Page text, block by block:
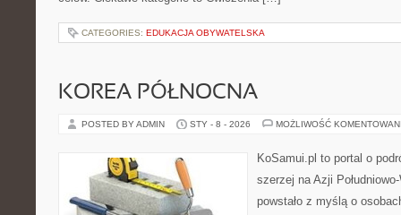
CATEGORIES: EDUKACJA OBYWATELSKA
KOREA PÓŁNOCNA
POSTED BY ADMIN STY - 8 - 2026 MOŻLIWOŚĆ
KoSamui.pl to portal o
szerzej na Azji
powstało z myślą o